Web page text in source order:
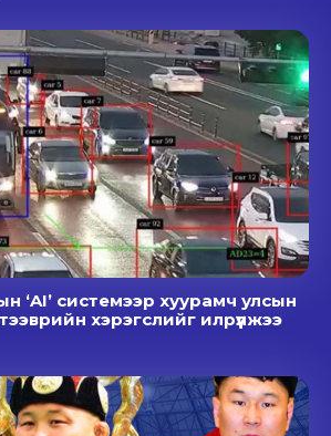
‘AI’ системээр хуурамч улсын
хэрэгслийг илрүүлжээ